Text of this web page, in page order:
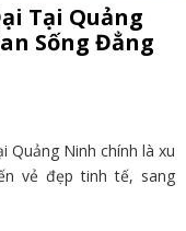
Tại Quảng
Sống Đẳng
Quảng Ninh chính là xu
vẻ đẹp tinh tế, sang